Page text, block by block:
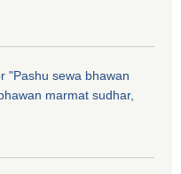
"Pashu sewa bhawan
marmat sudhar,